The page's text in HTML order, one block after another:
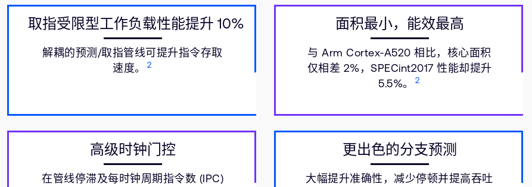
取指受限型工作负载性能提升 10%
解耦的预测/取指管线可提升指令存取
速度。
2
面积最小，能效最高
与 Arm Cortex-A520 相比，核心面积
仅相差 2%，SPECint2017 性能却提升
5.5%。
2
高级时钟门控
在管线停滞及每时钟周期指令数 (IPC)
更出色的分支预测
大幅提升准确性，减少停顿并提高吞吐